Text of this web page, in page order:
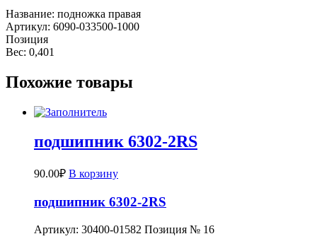
Название: подножка правая
Артикул: 6090-033500-1000
Позиция
Вес: 0,401
Похожие товары
подшипник 6302-2RS
90.00₽ В корзину
подшипник 6302-2RS
Артикул: 30400-01582 Позиция № 16